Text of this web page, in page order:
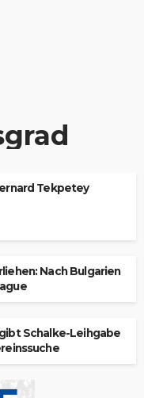
Tekpetey
Nach Bulgarien
Schalke-Leihgabe